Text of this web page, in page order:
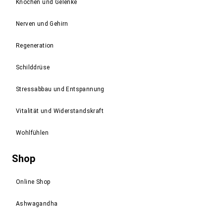
Knochen und Gelenke
Nerven und Gehirn
Regeneration
Schilddrüse
Stressabbau und Entspannung
Vitalität und Widerstandskraft
Wohlfühlen
Shop
Online Shop
Ashwagandha